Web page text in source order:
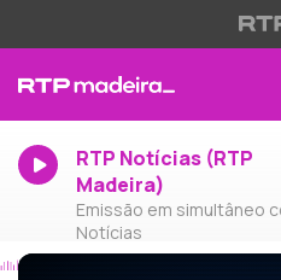
RTP Notícias (RTP
Madeira)
Emissão em simultâneo
Notícias